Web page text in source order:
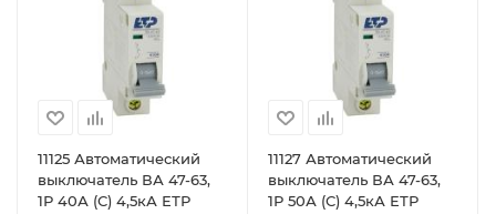
11125 Автоматический
выключатель ВА 47-63,
1Р 40А (С) 4,5кА ЕТР
11127 Автоматический
выключатель ВА 47-63,
1Р 50А (С) 4,5кА ЕТР